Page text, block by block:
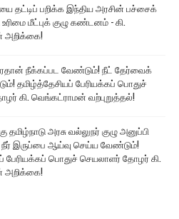
தட்டிப் பறிக்க இந்திய அரசின் பச்சைக்
உரிமை மீட்புக் குழு கண்டனம் - கி.
அறிக்கை!
நீக்கப்பட வேண்டும்! நீட் தேர்வைக்
தமிழ்த்தேசியப் பேரியக்கப் பொதுச்
கி. வெங்கட்ராமன் வற்புறுத்தல்!
தமிழ்நாடு அரசு வல்லுநர் குழு அனுப்பி
இருப்பை ஆய்வு செய்ய வேண்டும்!
பேரியக்கப் பொதுச் செயலாளர் தோழர் கி.
அறிக்கை!